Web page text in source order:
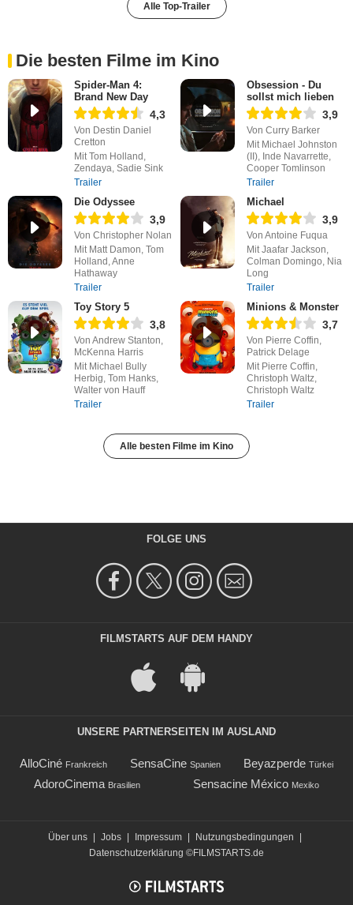
Alle Top-Trailer
Die besten Filme im Kino
Spider-Man 4:
Brand New Day
4,3
Von Destin Daniel
Cretton
Mit Tom Holland,
Zendaya, Sadie Sink
Trailer
Obsession - Du
sollst mich lieben
3,9
Von Curry Barker
Mit Michael Johnston
(II), Inde Navarrette,
Cooper Tomlinson
Trailer
Die Odyssee
3,9
Von Christopher Nolan
Mit Matt Damon, Tom
Holland, Anne
Hathaway
Trailer
Michael
3,9
Von Antoine Fuqua
Mit Jaafar Jackson,
Colman Domingo, Nia
Long
Trailer
Toy Story 5
3,8
Von Andrew Stanton,
McKenna Harris
Mit Michael Bully
Herbig, Tom Hanks,
Walter von Hauff
Trailer
Minions & Monster
3,7
Von Pierre Coffin,
Patrick Delage
Mit Pierre Coffin,
Christoph Waltz,
Christoph Waltz
Trailer
Alle besten Filme im Kino
FOLGE UNS
FILMSTARTS AUF DEM HANDY
UNSERE PARTNERSEITEN IM AUSLAND
AlloCiné Frankreich SensaCine Spanien Beyazperde Türkei
AdoroCinema Brasilien Sensacine México Mexiko
Über uns Jobs Impressum Nutzungsbedingungen
Datenschutzerklärung ©FILMSTARTS.de